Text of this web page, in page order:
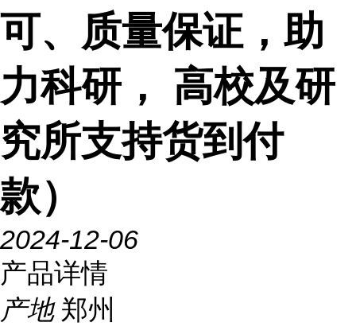
可、质量保证，助
力科研， 高校及研
究所支持货到付
款）
2024-12-06
产品详情
产地 郑州